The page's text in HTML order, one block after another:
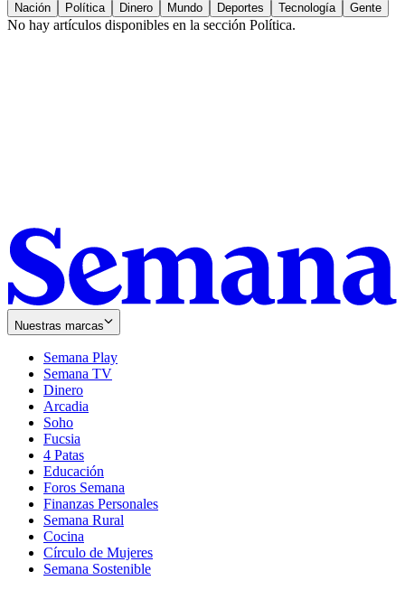
Nación Política Dinero Mundo Deportes Tecnología Gente
No hay artículos disponibles en la sección Política.
Nuestras marcas
Semana Play
Semana TV
Dinero
Arcadia
Soho
in
new
window
Fucsia
in
new
window
4 Patas
Educación
Foros Semana
Finanzas Personales
Semana Rural
Cocina
Círculo de Mujeres
Semana Sostenible